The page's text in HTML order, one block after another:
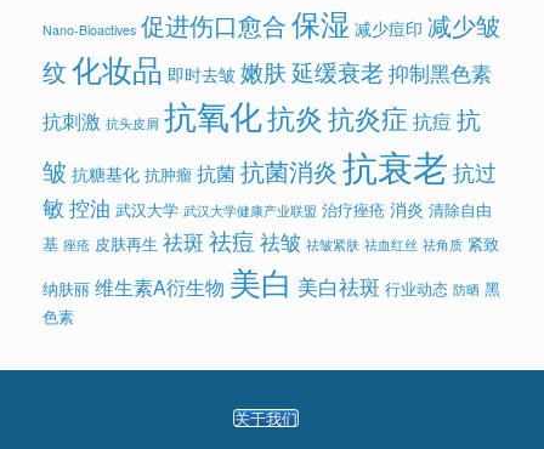
Nano-Bioactives 促进伤口愈合保湿 减少痘印 减少皱
纹化妆品 即时去皱嫩肤延缓衰老抑制黑色素
抗刺激 抗头皮屑 抗氧化抗炎抗炎症 抗痘 抗
皱 抗糖基化 抗肿瘤 抗菌抗菌消炎 抗衰老 抗过
敏 控油 武汉大学 武汉大学健康产业联盟 治疗痤疮 消炎 清除自由
基 痤疮 皮肤再生 祛斑 祛痘 祛皱 祛皱紧肤 祛血红丝 祛角质 紧致
纳肤丽 维生素A衍生物 美白 美白祛斑 行业动态 防晒 黑
色素
关于我们